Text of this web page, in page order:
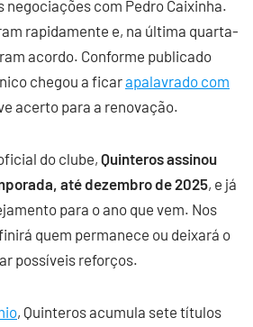
negociações com Pedro Caixinha.
rapidamente e, na última quarta-
acordo. Conforme publicado
chegou a ficarapalavrado com
acerto para a renovação.
do clube, Quinteros assinou
até dezembro de 2025, e já
para o ano que vem. Nos
quem permanece ou deixará o
possíveis reforços.
, Quinteros acumula sete títulos